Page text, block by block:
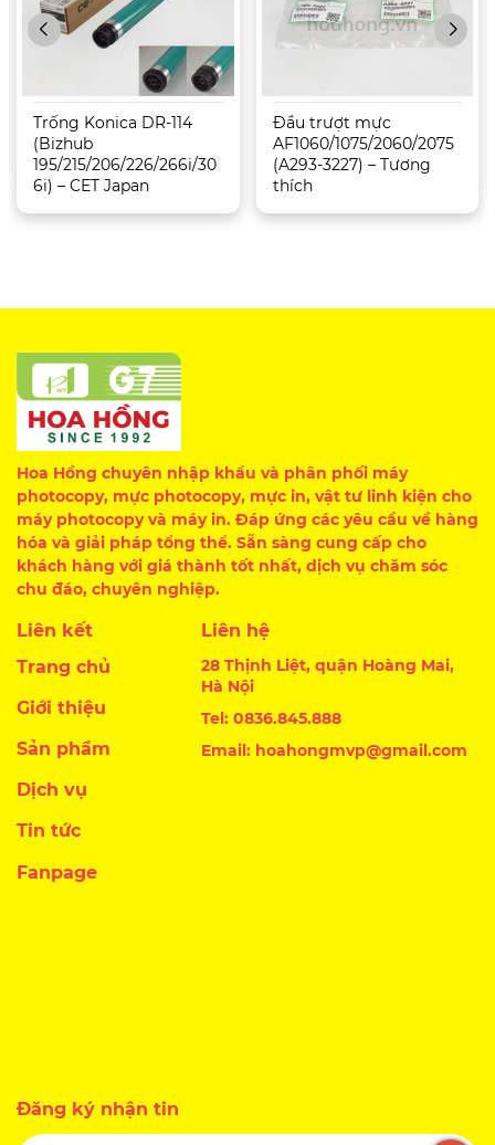
Trống Konica DR-114
(Bizhub
195/215/206/226/266i/30
6i) – CET Japan
Đầu trượt mực
AF1060/1075/2060/2075
(A293-3227) – Tương
thích
Hoa Hồng chuyên nhập khẩu và phân phối máy
photocopy, mực photocopy, mực in, vật tư linh kiện cho
máy photocopy và máy in. Đáp ứng các yêu cầu về hàng
hóa và giải pháp tổng thể. Sẵn sàng cung cấp cho
khách hàng với giá thành tốt nhất, dịch vụ chăm sóc
chu đáo, chuyên nghiệp.
Liên kết
Trang chủ
Giới thiệu
Sản phẩm
Dịch vụ
Tin tức
Liên hệ
28 Thịnh Liệt, quận Hoàng Mai,
Hà Nội
Tel: 0836.845.888
Email: hoahongmvp@gmail.com
Fanpage
Đăng ký nhận tin